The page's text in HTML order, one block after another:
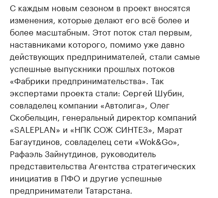
С каждым новым сезоном в проект вносятся
изменения, которые делают его всё более и
более масштабным. Этот поток стал первым,
наставниками которого, помимо уже давно
действующих предпринимателей, стали самые
успешные выпускники прошлых потоков
«Фабрики предпринимательства». Так
экспертами проекта стали: Сергей Шубин,
совладелец компании «Автолига», Олег
Скобельцин, генеральный директор компаний
«SALEPLAN» и «НПК СОЖ СИНТЕЗ», Марат
Багаутдинов, совладелец сети «Wok&Go»,
Рафаэль Зайнутдинов, руководитель
представительства Агентства стратегических
инициатив в ПФО и другие успешные
предприниматели Татарстана.